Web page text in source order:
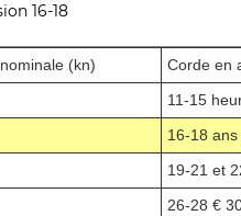
16-18
(kn) Corde en
11-15
16-18 ans
19-21 et
26-28 €